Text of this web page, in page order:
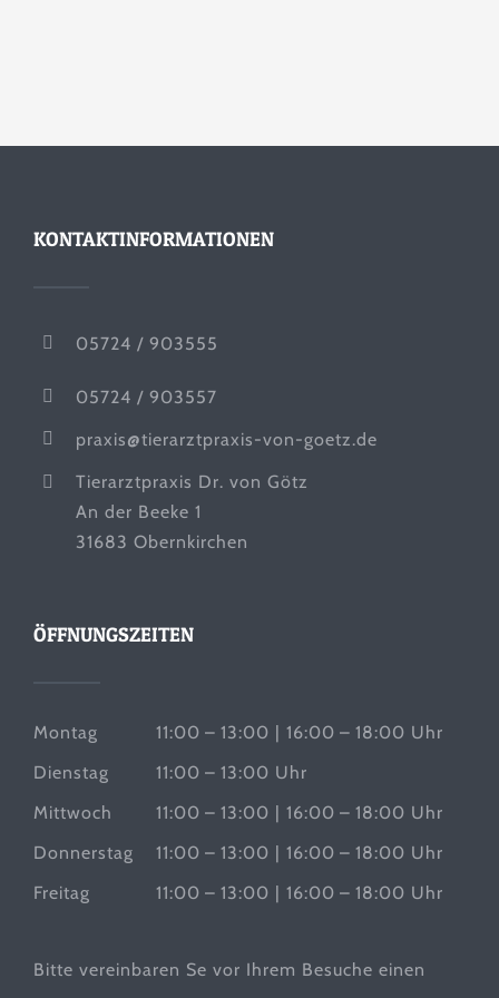
KONTAKTINFORMATIONEN
05724 / 903555
05724 / 903557
praxis@tierarztpraxis-von-goetz.de
Tierarztpraxis Dr. von Götz
An der Beeke 1
31683 Obernkirchen
ÖFFNUNGSZEITEN
Montag
11:00 – 13:00 | 16:00 – 18:00 Uhr
Dienstag
11:00 – 13:00 Uhr
Mittwoch
11:00 – 13:00 | 16:00 – 18:00 Uhr
Donnerstag
11:00 – 13:00 | 16:00 – 18:00 Uhr
Freitag
11:00 – 13:00 | 16:00 – 18:00 Uhr
Bitte vereinbaren Se vor Ihrem Besuche einen